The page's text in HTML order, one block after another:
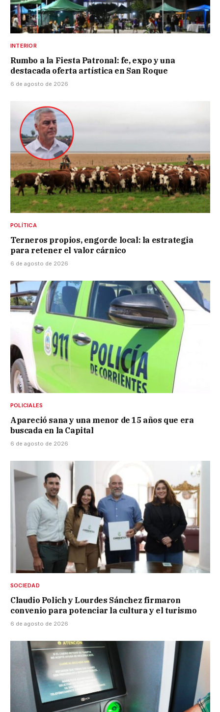
INTERIOR
Rumbo a la Fiesta Patronal: fe, expo y una
destacada oferta artística en San Roque
6 de agosto de 2026
POLÍTICA
Terneros propios, engorde local: la estrategia
para retener el valor cárnico
6 de agosto de 2026
POLICIALES
Apareció sana y una menor de 15 años que era
buscada en la Capital
6 de agosto de 2026
SOCIEDAD
Claudio Polich y Lourdes Sánchez firmaron
convenio para potenciar la cultura y el turismo
6 de agosto de 2026